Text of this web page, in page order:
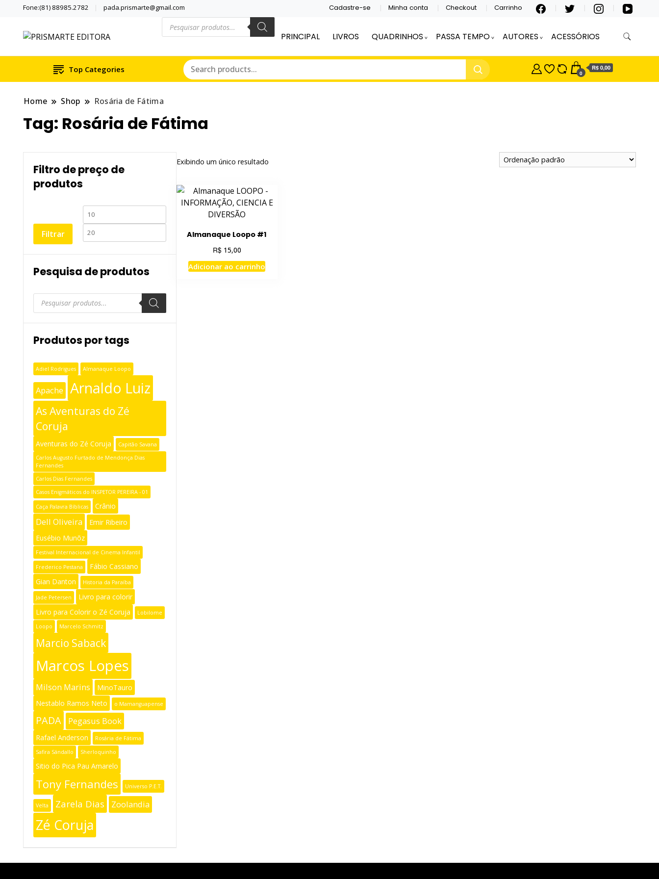
Fone:(81) 88985.2782 pada.prismarte@gmail.com Cadastre-se Minha conta Checkout Carrinho
Pesquisar
produtos
PRINCIPAL LIVROS QUADRINHOS PASSA TEMPO AUTORES ACESSÓRIOS
Top Categories 0
R$ 0,00
Home Shop Rosária de Fátima
Tag: Rosária de Fátima
Exibindo um único resultado
Almanaque Loopo #1
R$ 15,00
Adicionar ao carrinho
Filtro de preço de
produtos
Preço
mínimo
Filtrar
Pesquisa de produtos
Pesquisar
produtos
Produtos por tags
Adiel Rodrigues Almanaque Loopo
Apache Arnaldo Luiz
As Aventuras do Zé
Coruja
Aventuras do Zé Coruja
Capitão Savana
Carlos Augusto Furtado de Mendonça Dias
Fernandes
Carlos Dias Fernandes
Casos Enigmáticos do INSPETOR PEREIRA - 01
Caça Palavra Bíblicas Crânio
Dell Oliveira
Emir Ribeiro
Eusébio Munõz
Festival Internacional de Cinema Infantil
Frederico Pestana
Fábio Cassiano
Gian Danton
Historia da Paraíba
Jade Petersen
Livro para colorir
Livro para Colorir o Zé Coruja
Lobilome
Loopo
Marcelo Schmitz
Marcio Saback
Marcos Lopes
Milson Marins
MinoTauro
Nestablo Ramos Neto
o Mamanguapense
PADA Pegasus Book
Rafael Anderson
Rosária de Fátima
Safira Sándallo
Sherloquinho
Sitio do Pica Pau Amarelo
Tony Fernandes Universo P.E.T.
Velta Zarela Dias Zoolandia
Zé Coruja